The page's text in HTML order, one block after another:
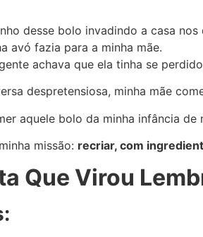
desse bolo invadindo a casa nos
avó fazia para a minha mãe.
achava que ela tinha se
despretensiosa, minha mãe
aquele bolo da minha infância de
missão: recriar, com
Que Virou